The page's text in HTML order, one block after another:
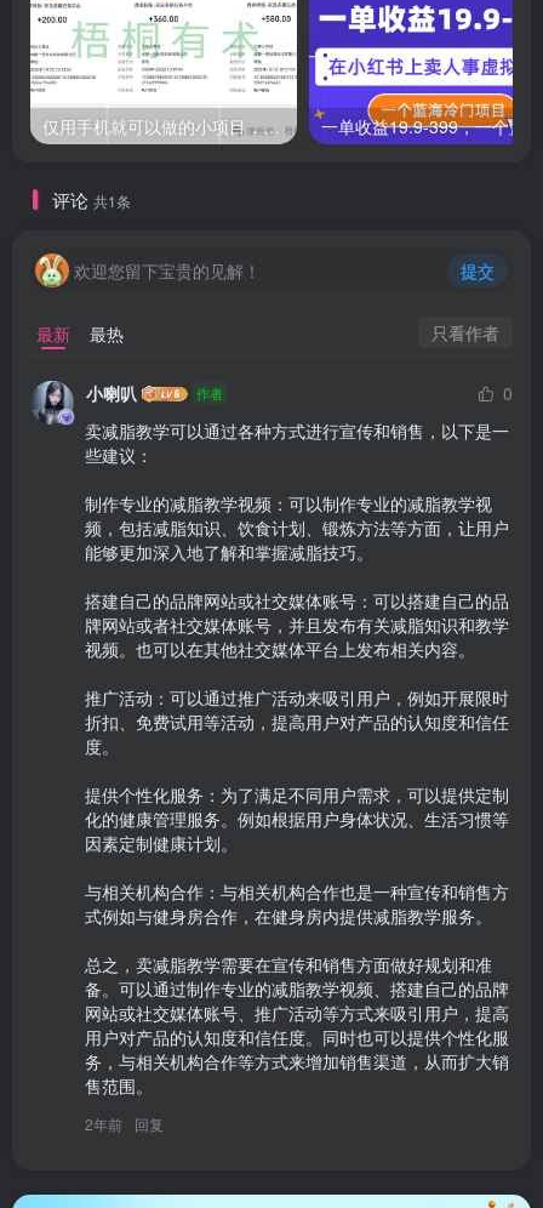
仅用手机就可以做的小项目，当天就能见钱，每天100-300
评论 共1条
欢迎您留下宝贵的见解！ 提交
最新 最热 只看作者
小喇叭 作者
0
卖减脂教学可以通过各种方式进行宣传和销售，以下是一
些建议：
制作专业的减脂教学视频：可以制作专业的减脂教学视
频，包括减脂知识、饮食计划、锻炼方法等方面，让用户
能够更加深入地了解和掌握减脂技巧。
搭建自己的品牌网站或社交媒体账号：可以搭建自己的品
牌网站或者社交媒体账号，并且发布有关减脂知识和教学
视频。也可以在其他社交媒体平台上发布相关内容。
推广活动：可以通过推广活动来吸引用户，例如开展限时
折扣、免费试用等活动，提高用户对产品的认知度和信任
度。
提供个性化服务：为了满足不同用户需求，可以提供定制
化的健康管理服务。例如根据用户身体状况、生活习惯等
因素定制健康计划。
与相关机构合作：与相关机构合作也是一种宣传和销售方
式例如与健身房合作，在健身房内提供减脂教学服务。
总之，卖减脂教学需要在宣传和销售方面做好规划和准
备。可以通过制作专业的减脂教学视频、搭建自己的品牌
网站或社交媒体账号、推广活动等方式来吸引用户，提高
用户对产品的认知度和信任度。同时也可以提供个性化服
务，与相关机构合作等方式来增加销售渠道，从而扩大销
售范围。
2年前 回复